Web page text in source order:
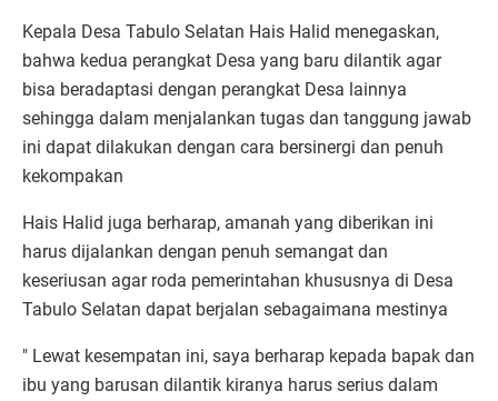
Kepala Desa Tabulo Selatan Hais Halid menegaskan,
bahwa kedua perangkat Desa yang baru dilantik agar
bisa beradaptasi dengan perangkat Desa lainnya
sehingga dalam menjalankan tugas dan tanggung jawab
ini dapat dilakukan dengan cara bersinergi dan penuh
kekompakan
Hais Halid juga berharap, amanah yang diberikan ini
harus dijalankan dengan penuh semangat dan
keseriusan agar roda pemerintahan khususnya di Desa
Tabulo Selatan dapat berjalan sebagaimana mestinya
" Lewat kesempatan ini, saya berharap kepada bapak dan
ibu yang barusan dilantik kiranya harus serius dalam